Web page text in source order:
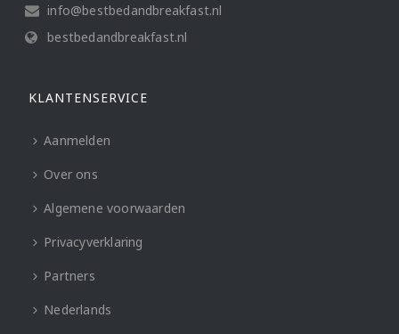
info@bestbedandbreakfast.nl
bestbedandbreakfast.nl
KLANTENSERVICE
Aanmelden
Over ons
Algemene voorwaarden
Privacyverklaring
Partners
Nederlands